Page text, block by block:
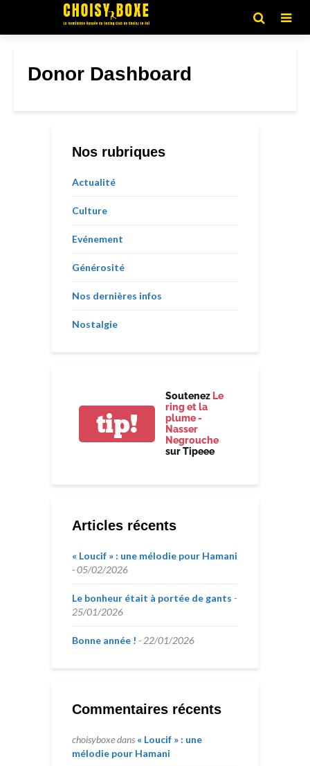
Donor Dashboard
Nos rubriques
Actualité
Culture
Evénement
Générosité
Nos dernières infos
Nostalgie
tip!
Soutenez Le
ring et la
plume -
Nasser
Negrouche
sur Tipeee
Articles récents
« Loucif » : une mélodie pour Hamani
05/02/2026
Le bonheur était à portée de gants
25/01/2026
Bonne année ! 22/01/2026
Commentaires récents
choisyboxedans « Loucif » : une
mélodie pour Hamani